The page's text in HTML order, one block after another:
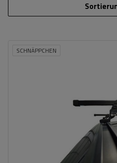
SCHNÄPPCHEN